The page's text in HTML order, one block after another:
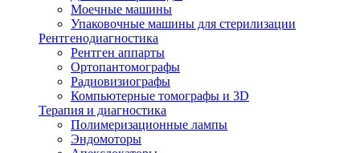
Моечные машины
Упаковочные машины для стерилизации
Рентгенодиагностика
Рентген аппарты
Ортопантомографы
Радиовизиографы
Компьютерные томографы и 3D
Терапия и диагностика
Полимеризационные лампы
Эндомоторы